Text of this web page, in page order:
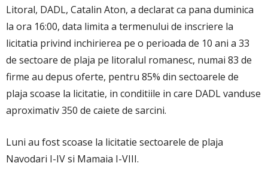
Litoral, DADL, Catalin Aton, a declarat ca pana duminica
la ora 16:00, data limita a termenului de inscriere la
licitatia privind inchirierea pe o perioada de 10 ani a 33
de sectoare de plaja pe litoralul romanesc, numai 83 de
firme au depus oferte, pentru 85% din sectoarele de
plaja scoase la licitatie, in conditiile in care DADL vanduse
aproximativ 350 de caiete de sarcini.
Luni au fost scoase la licitatie sectoarele de plaja
Navodari I-IV si Mamaia I-VIII.